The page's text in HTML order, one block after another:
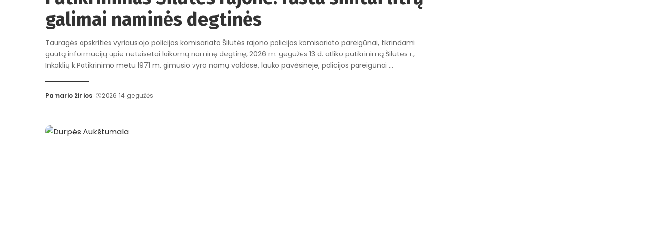
galimai naminės degtinės
Tauragės apskrities vyriausiojo policijos komisariato Šilutės rajono policijos komisariato pareigūnai, tikrindami
gautą informaciją apie neteisėtai laikomą naminę degtinę, 2026 m. gegužės 13 d. atliko patikrinimą Šilutės r.,
Inkaklių k.Patikrinimo metu 1971 m. gimusio vyro namų valdose, lauko pavėsinėje, policijos pareigūnai ...
Posted
Pamario žinios 2026 14 gegužės